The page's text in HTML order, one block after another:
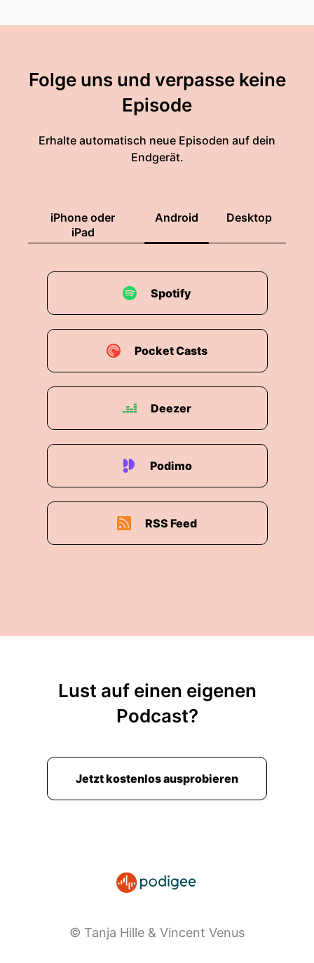
Folge uns und verpasse keine
Episode
Erhalte automatisch neue Episoden auf dein
Endgerät.
iPhone oder
iPad
Android Desktop
Spotify
Pocket Casts
Deezer
Podimo
RSS Feed
Lust auf einen eigenen
Podcast?
Jetzt kostenlos ausprobieren
© Tanja Hille & Vincent Venus